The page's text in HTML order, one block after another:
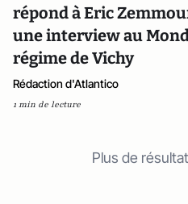
répond à Eric
une interview au
régime de Vichy
Rédaction d'Atlantico
1 min de lecture
Plus de